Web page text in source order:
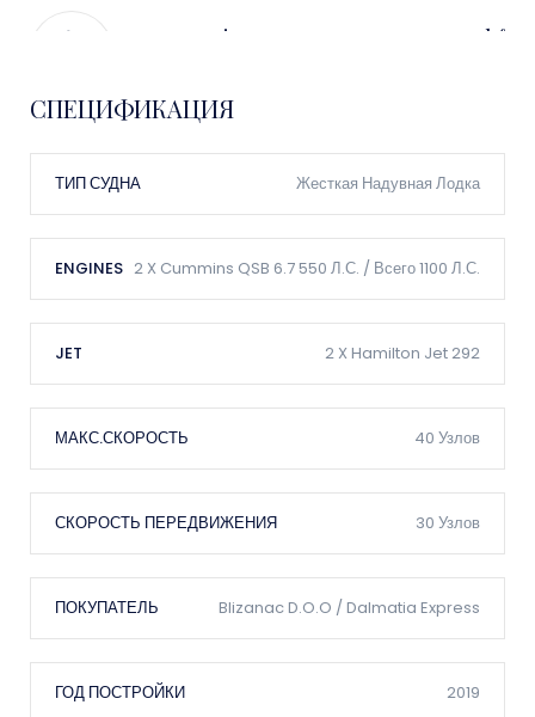
Raymarine Радар, Gps Плоттер, Vhf
все доступные средства безопасности
безопасности всегда доступно для всех
гостей и членов экипажа
Если вы торопитесь, мы позаботимся о
вас
Кондиционер
летняя жара исчезла
Большой Холодильник
Охлаждение напитков и продуктов
питания
СПЕЦИФИКАЦИЯ
ТИП СУДНА Жесткая Надувная Лодка
ENGINES 2 X Cummins QSB 6.7 550 Л.с. / Всего 1100 Л.с.
JET 2 X Hamilton Jet 292
МАКС.СКОРОСТЬ 40 Узлов
СКОРОСТЬ ПЕРЕДВИЖЕНИЯ 30 Узлов
ПОКУПАТЕЛЬ Blizanac D.o.o / Dalmatia Express
ГОД ПОСТРОЙКИ 2019